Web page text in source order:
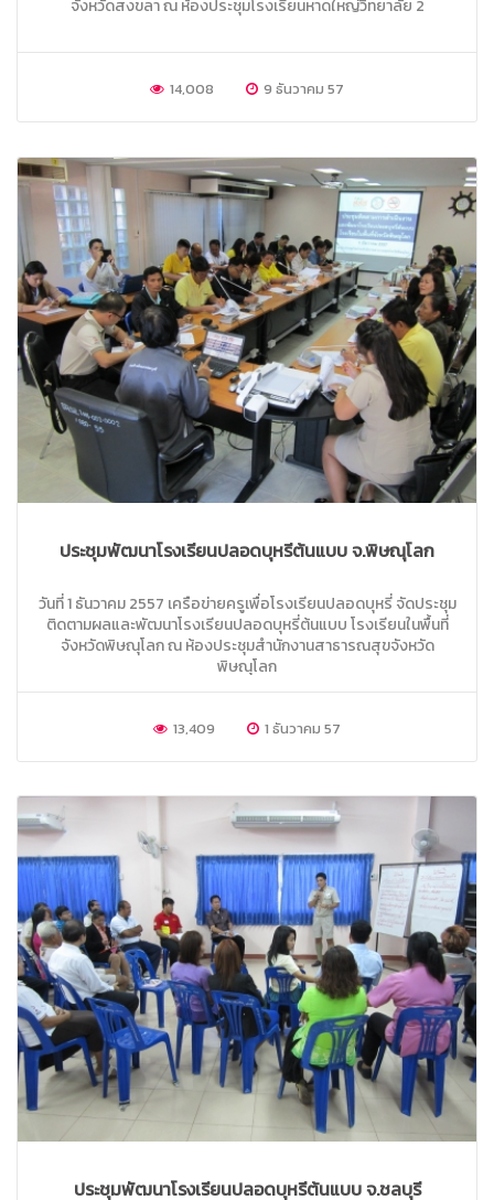
จังหวัดสงขลา ณ ห้องประชุมโรงเรียนหาดใหญ่วิทยาลัย 2
14,008 9 ธันวาคม 57
ประชุมพัฒนาโรงเรียนปลอดบุหรี่ต้นแบบ จ.พิษณุโลก
วันที่ 1 ธันวาคม 2557 เครือข่ายครูเพื่อโรงเรียนปลอดบุหรี่ จัดประชุม
ติดตามผลและพัฒนาโรงเรียนปลอดบุหรี่ต้นแบบ โรงเรียนในพื้นที่
จังหวัดพิษณุโลก ณ ห้องประชุมสำนักงานสาธารณสุขจังหวัด
พิษณุโลก
13,409 1 ธันวาคม 57
ประชุมพัฒนาโรงเรียนปลอดบุหรี่ต้นแบบ จ.ชลบุรี